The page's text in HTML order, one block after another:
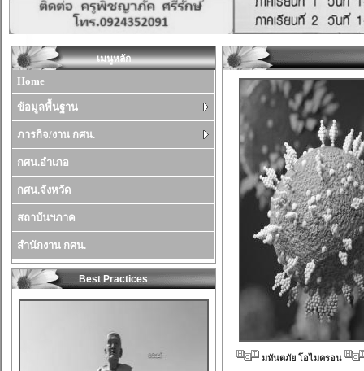
เมนูหลัก
Home
ข้อมูลพื้นฐาน
ภารกิจ/งาน กศน.
กศน.อำเภอ
กศน.จังหวัด
สถาบันฯภาค
สำนักงาน กศน.
Best Practices
มหันตภัย โอไมครอน